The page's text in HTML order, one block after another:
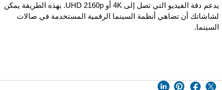
يدعم دقة الفيديو التي تصل إلى 4K أو UHD 2160p. بهذه الطريقة يمكن
لشاشاتك أن تضاهي أنظمة السينما الرقمية المستخدمة في صالات
السينما.